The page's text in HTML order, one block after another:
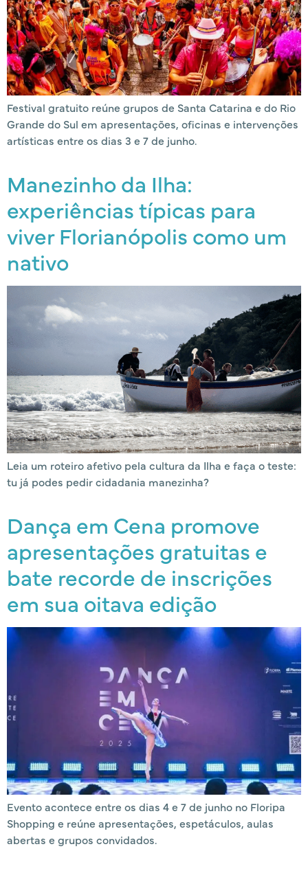
Festival gratuito reúne grupos de Santa Catarina e do Rio
Grande do Sul em apresentações, oficinas e intervenções
artísticas entre os dias 3 e 7 de junho.
Manezinho da Ilha:
experiências típicas para
viver Florianópolis como um
nativo
Leia um roteiro afetivo pela cultura da Ilha e faça o teste:
tu já podes pedir cidadania manezinha?
Dança em Cena promove
apresentações gratuitas e
bate recorde de inscrições
em sua oitava edição
Evento acontece entre os dias 4 e 7 de junho no Floripa
Shopping e reúne apresentações, espetáculos, aulas
abertas e grupos convidados.